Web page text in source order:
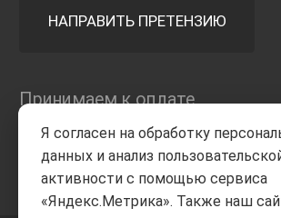
НАПРАВИТЬ ПРЕТЕНЗИЮ
Принимаем к оплате
Я согласен на обработку
данных и анализ
активности с помощью сервиса
«Яндекс.Метрика». Также наш